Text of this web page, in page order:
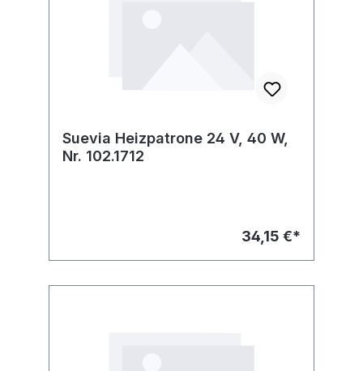
Suevia Heizpatrone 24 V, 40 W,
Nr. 102.1712
34,15 €*